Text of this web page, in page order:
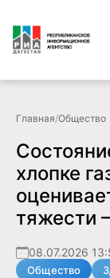
Главная/Общество
хлопке
тяжести
08.07.2026
Общество